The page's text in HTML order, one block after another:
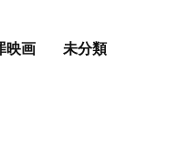
映画 未分類